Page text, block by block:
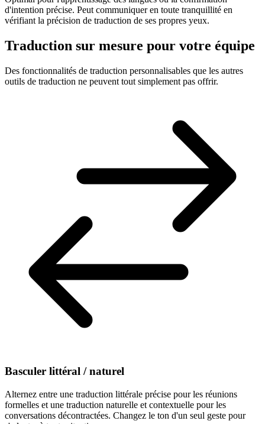
d'intention précise. Peut communiquer en toute tranquillité en
vérifiant la précision de traduction de ses propres yeux.
Traduction sur mesure pour votre équipe
Des fonctionnalités de traduction personnalisables que les autres
outils de traduction ne peuvent tout simplement pas offrir.
Basculer littéral / naturel
Alternez entre une traduction littérale précise pour les réunions
formelles et une traduction naturelle et contextuelle pour les
conversations décontractées. Changez le ton d'un seul geste pour